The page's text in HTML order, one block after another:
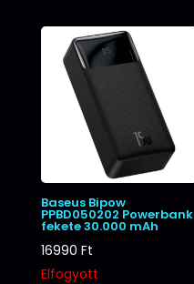
Baseus Bipow
PPBD050202 Powerbank
fekete 30.000 mAh
16990 Ft
Elfogyott